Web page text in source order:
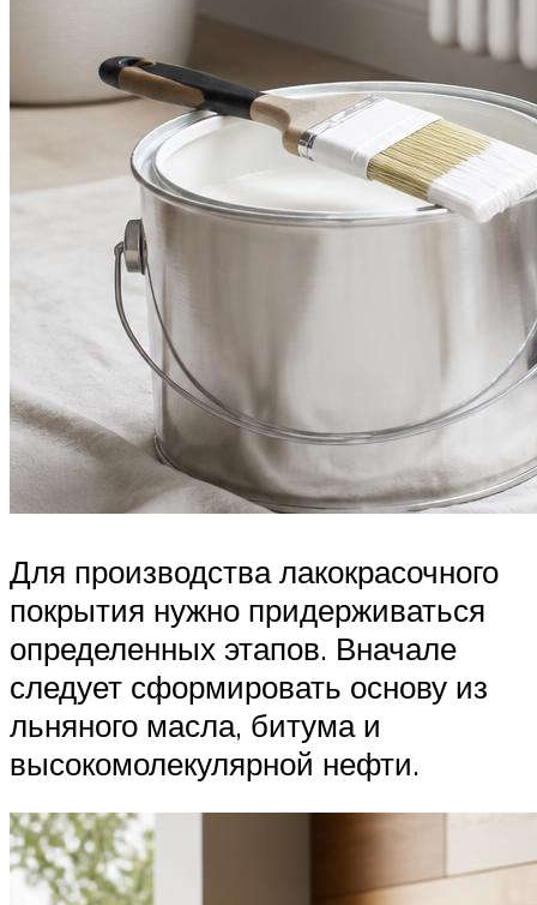
Для производства лакокрасочного
покрытия нужно придерживаться
определенных этапов. Вначале
следует сформировать основу из
льняного масла, битума и
высокомолекулярной нефти.